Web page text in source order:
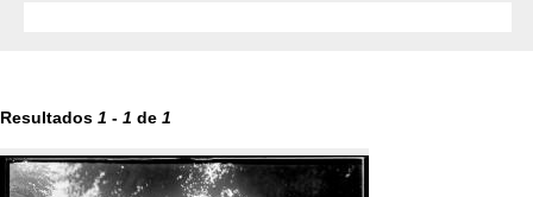
Resultados 1 - 1 de 1